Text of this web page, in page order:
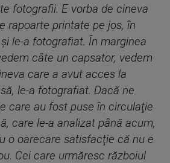
fotografii. E vorba de cineva
rapoarte printate pe jos, în
le-a fotografiat. În marginea
câte un capsator, vedem
care a avut acces la
le-a fotografiat. Dacă ne
care au fost puse în circulaţie
care le-a analizat până acum,
o oarecare satisfacţie că nu e
Cei care urmăresc războiul